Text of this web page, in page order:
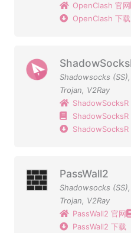
OpenClash 官网
OpenClash 下载
Shadowsocks (SS),
Trojan, V2Ray
PassWall2
Shadowsocks (SS),
Trojan, V2Ray
PassWall2 官网
PassWall2 下载